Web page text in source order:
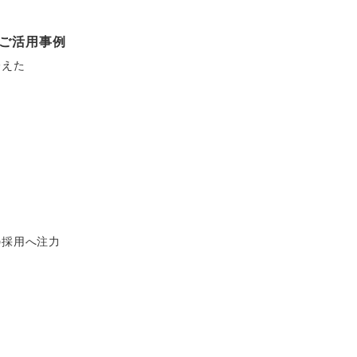
活用事例
た
用へ注力